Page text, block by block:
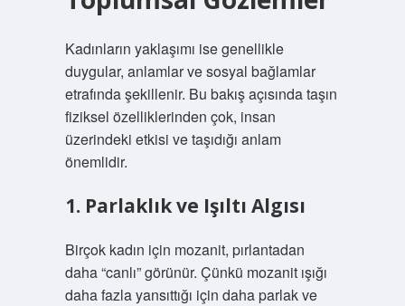
Kadınların yaklaşımı ise genellikle
duygular, anlamlar ve sosyal bağlamlar
etrafında şekillenir. Bu bakış açısında taşın
fiziksel özelliklerinden çok, insan
üzerindeki etkisi ve taşıdığı anlam
önemlidir.
1. Parlaklık ve Işıltı Algısı
Birçok kadın için mozanit, pırlantadan
daha “canlı” görünür. Çünkü mozanit ışığı
daha fazla yansıttığı için daha parlak ve